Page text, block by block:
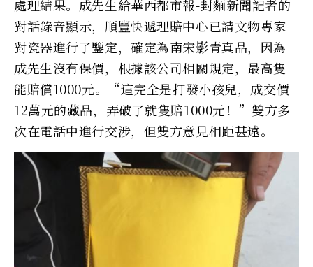
處理結果。成先生給華西都市報-封麵新聞記者的
對話錄音顯示，順豐快遞理賠中心已請文物專家
對瓷器進行了鑒定，確定為南宋影青真品，因為
成先生沒有保價，根據該公司相關規定，最高隻
能賠償1000元。“這完全是打發小孩兒，成交價
12萬元的藏品，弄破了就隻賠1000元！”雙方多
次在電話中進行交涉，但雙方意見相距甚遠。